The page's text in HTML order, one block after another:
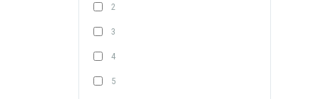
2
3
4
5